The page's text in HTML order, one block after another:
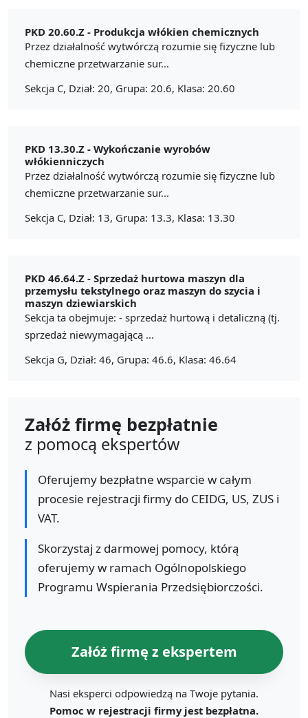
PKD 20.60.Z - Produkcja włókien chemicznych
Przez działalność wytwórczą rozumie się fizyczne lub
chemiczne przetwarzanie sur...
Sekcja C, Dział: 20, Grupa: 20.6, Klasa: 20.60
PKD 13.30.Z - Wykończanie wyrobów
włókienniczych
Przez działalność wytwórczą rozumie się fizyczne lub
chemiczne przetwarzanie sur...
Sekcja C, Dział: 13, Grupa: 13.3, Klasa: 13.30
PKD 46.64.Z - Sprzedaż hurtowa maszyn dla
przemysłu tekstylnego oraz maszyn do szycia i
maszyn dziewiarskich
Sekcja ta obejmuje: - sprzedaż hurtową i detaliczną (tj.
sprzedaż niewymagającą ...
Sekcja G, Dział: 46, Grupa: 46.6, Klasa: 46.64
Załóż firmę bezpłatnie
z pomocą ekspertów
Oferujemy bezpłatne wsparcie w całym
procesie rejestracji firmy do CEIDG, US, ZUS i
VAT.
Skorzystaj z darmowej pomocy, którą
oferujemy w ramach Ogólnopolskiego
Programu Wspierania Przedsiębiorczości.
Załóż firmę z ekspertem
Nasi eksperci odpowiedzą na Twoje pytania.
Pomoc w rejestracji firmy jest bezpłatna.